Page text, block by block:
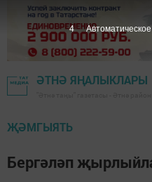
ӘТНӘ ЯҢАЛЫКЛАРЫ
ҖӘМГЫЯТЬ
Бергәләп
3